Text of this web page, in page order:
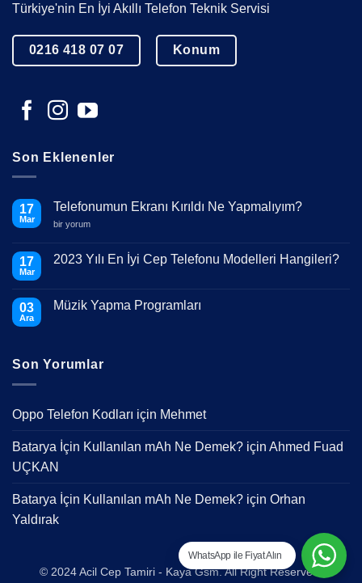
Türkiye'nin En İyi Akıllı Telefon Teknik Servisi
0216 418 07 07 Konum
Son Eklenenler
17
Mar
Telefonumun Ekranı Kırıldı Ne Yapmalıyım?
Telefonumun
Ne
Yapmalıyım?
bir yorum
17
Mar
2023 Yılı En İyi Cep Telefonu Modelleri Hangileri?
Yılı
Hangileri?
03
Ara
Müzik Yapma Programları
Programları
Son Yorumlar
Oppo Telefon Kodları için Mehmet
Batarya İçin Kullanılan mAh Ne Demek? için Ahmed Fuad
UÇKAN
Batarya İçin Kullanılan mAh Ne Demek? için Orhan
Yaldırak
© 2024 Acil Cep Tamiri - Kaya Gsm. All Right Reserved.
WhatsApp ile Fiyat Alın